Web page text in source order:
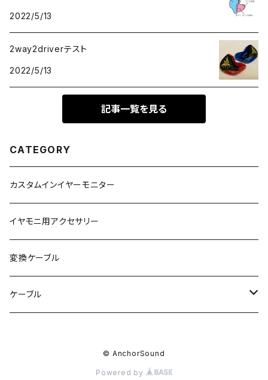
2022/5/13
2way2driverテスト
2022/5/13
記事一覧を見る
CATEGORY
カスタムインイヤーモニター
イヤモニ用アクセサリー
変換ケーブル
ケーブル
© AnchorSound
Powered by